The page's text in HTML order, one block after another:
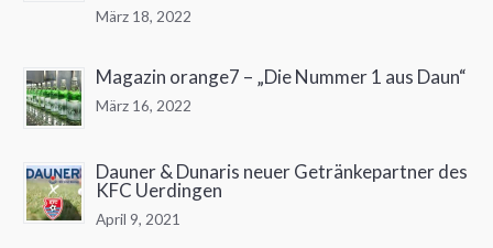
März 18, 2022
Magazin orange7 – „Die Nummer 1 aus Daun“
März 16, 2022
Dauner & Dunaris neuer Getränkepartner des
KFC Uerdingen
April 9, 2021